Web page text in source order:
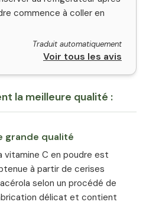
commence à coller en
Traduit automatiquement
Voir tous les avis
la meilleure qualité :
grande qualité
vitamine C en poudre est
à partir de cerises
selon un procédé de
délicat et contient